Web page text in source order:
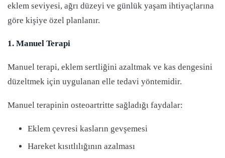
eklem seviyesi, ağrı düzeyi ve günlük yaşam ihtiyaçlarına
göre kişiye özel planlanır.
1. Manuel Terapi
Manuel terapi, eklem sertliğini azaltmak ve kas dengesini
düzeltmek için uygulanan elle tedavi yöntemidir.
Manuel terapinin osteoartritte sağladığı faydalar:
Eklem çevresi kasların gevşemesi
Hareket kısıtlılığının azalması